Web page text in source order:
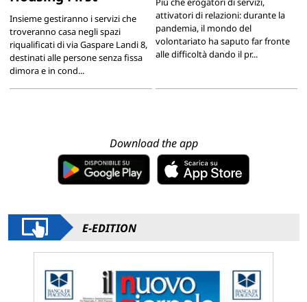
Insieme gestiranno i servizi che
troveranno casa negli spazi
riqualificati di via Gaspare Landi 8,
destinati alle persone senza fissa
dimora e in cond...
attivatori di relazioni: durante la
pandemia, il mondo del
volontariato ha saputo far fronte
alle difficoltà dando il pr...
Download the app
E-EDITION